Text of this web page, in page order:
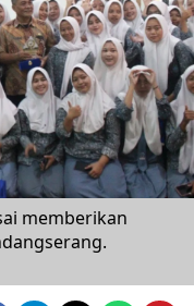
memberikan